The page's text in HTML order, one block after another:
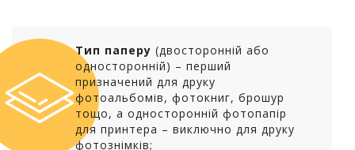
Тип паперу (двосторонній або
односторонній) – перший
призначений для друку
фотоальбомів, фотокниг, брошур
тощо, а односторонній фотопапір
для принтера – виключно для друку
фотознімків;